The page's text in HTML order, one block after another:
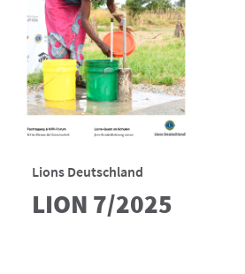
Lions Deutschland
LION 7/2025